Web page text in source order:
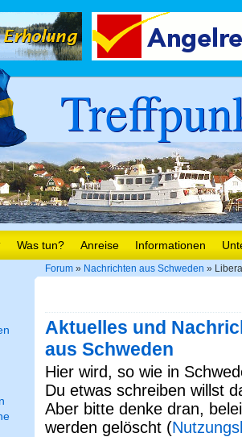
Was tun? Anreise Informationen
Forum » Nachrichten aus Schweden »
Aktuelles und
aus Schweden
Hier wird, so wie in
Du etwas schreiben willst
Aber bitte denke dran,
werden gelöscht (